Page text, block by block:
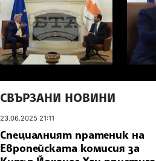
СВЪРЗАНИ НОВИНИ
23.06.2025 21:11
Специалният пратеник на
Европейската комисия за